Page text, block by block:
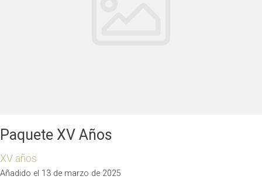
Paquete XV Años
XV años
Añadido el 13 de marzo de 2025